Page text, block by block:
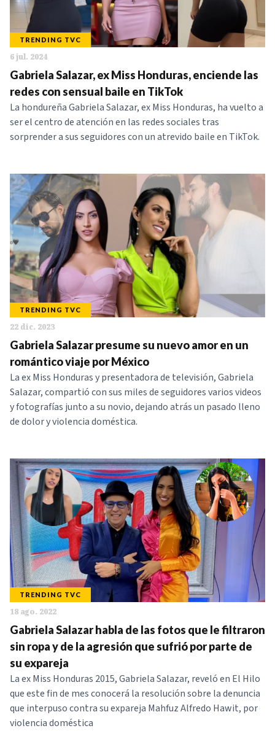
NOTICIAS
SERIES
TRENDING TVC
6 jul. 2024
Gabriela Salazar, ex Miss Honduras, enciende las
redes con sensual baile en TikTok
La hondureña Gabriela Salazar, ex Miss Honduras, ha vuelto a
ser el centro de atención en las redes sociales tras
sorprender a sus seguidores con un atrevido baile en TikTok.
TRENDING TVC
22 dic. 2023
Gabriela Salazar presume su nuevo amor en un
romántico viaje por México
La ex Miss Honduras y presentadora de televisión, Gabriela
Salazar, compartió con sus miles de seguidores varios videos
y fotografías junto a su novio, dejando atrás un pasado lleno
de dolor y violencia doméstica.
TRENDING TVC
18 ago. 2022
Gabriela Salazar habla de las fotos que le filtraron
sin ropa y de la agresión que sufrió por parte de
su expareja
La ex Miss Honduras 2015, Gabriela Salazar, reveló en El Hilo
que este fin de mes conocerá la resolución sobre la denuncia
que interpuso contra su expareja Mahfuz Alfredo Hawit, por
violencia doméstica